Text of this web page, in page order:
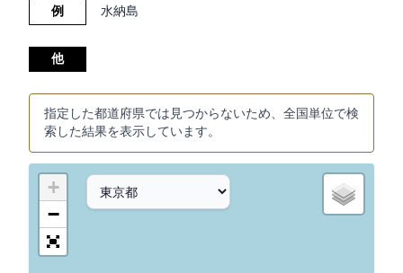
例 水納島
他
指定した都道府県では見つからないため、全国単位で検
索した結果を表示しています。
+
−